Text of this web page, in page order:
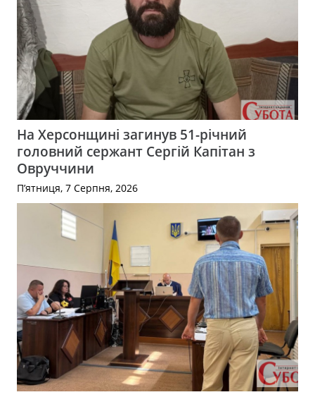
На Херсонщині загинув 51-річний
головний сержант Сергій Капітан з
Овруччини
П’ятниця, 7 Серпня, 2026